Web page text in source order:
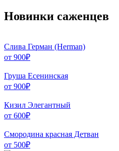
Новинки саженцев
Слива Герман (Herman)
от 900₽
Груша Есенинская
от 900₽
Кизил Элегантный
от 600₽
Смородина красная Детван
от 500₽